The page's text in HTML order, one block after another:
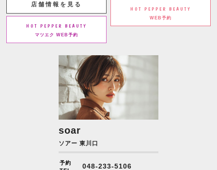
店舗情報を見る
HOT PEPPER BEAUTY
マツエク WEB予約
HOT PEPPER BEAUTY
WEB予約
soar
ソアー 東川口
予約
048-233-5106